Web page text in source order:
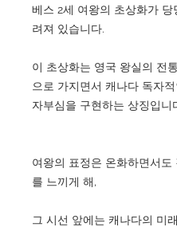
베스 2세 여왕의 초상화가 당
려져 있습니다.
이 초상화는 영국 왕실의 전
으로 가지면서 캐나다 독자
자부심을 구현하는 상징입니
여왕의 표정은 온화하면서도
를 느끼게 해,
그 시선 앞에는 캐나다의 미